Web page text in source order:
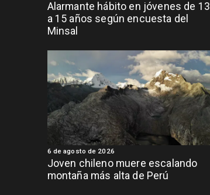
Alarmante hábito en jóvenes de 13
a 15 años según encuesta del
Minsal
Joven chileno muere escalando
montaña más alta de Perú
6 de agosto de 2026